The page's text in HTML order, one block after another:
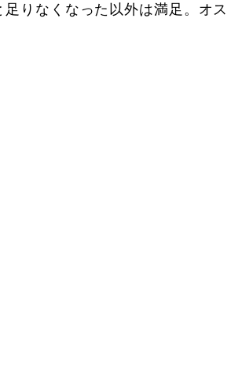
足りなくなった以外は満足。オス